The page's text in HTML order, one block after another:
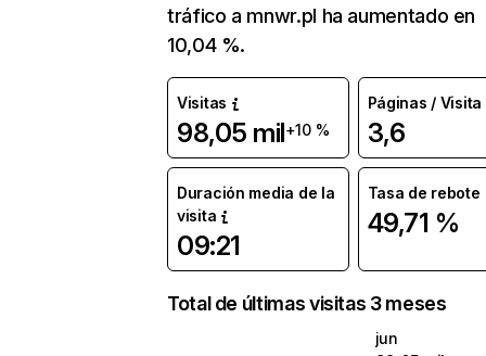
tráfico a mnwr.pl ha aumentado en
10,04 %.
Visitas
98,05 mil+10 %
Páginas / Visita
3,6
Duración media de la
visita
09:21
Tasa de rebote
49,71 %
Total de últimas visitas 3 meses
jun